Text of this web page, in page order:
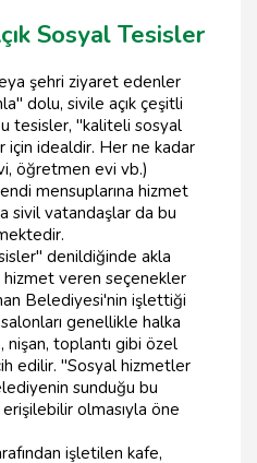
Sosyal Tesisler
şehri ziyaret edenler
dolu, sivile açık çeşitli
tesisler, "kaliteli sosyal
için idealdir. Her ne kadar
öğretmen evi vb.)
mensuplarına hizmet
sivil vatandaşlar da bu
denildiğinde akla
veren seçenekler
Belediyesi'nin işlettiği
genellikle halka
nişan, toplantı gibi özel
edilir. "Sosyal hizmetler
sunduğu bu
olmasıyla öne
işletilen kafe,